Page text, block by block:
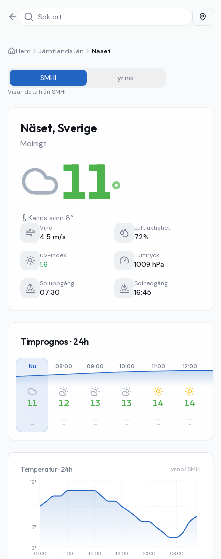
Hem Jämtlands län Näset
SMHI yr.no
Visar data från SMHI
Näset, Sverige
Molnigt
11°
Känns som 8°
Vind
4.5 m/s
Luftfuktighet
72%
UV-index
1.6
Lufttryck
1009 hPa
Soluppgång
07:30
Solnedgång
16:45
Timprognos · 24h
Nu
11
–
08:00
12
–
09:00
13
–
10:00
13
–
11:00
14
–
12:00
14
–
Temperatur · 24h yr.no / SMHI
07:00 11:00 15:00 19:00 23:00 03:00
3°
7°
11°
16°